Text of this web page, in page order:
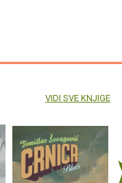
VIDI SVE KNJIGE